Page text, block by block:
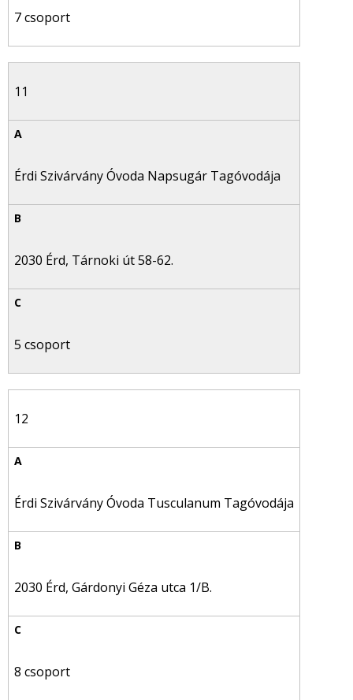
7 csoport
11
Érdi Szivárvány Óvoda Napsugár Tagóvodája
2030 Érd, Tárnoki út 58-62.
5 csoport
12
Érdi Szivárvány Óvoda Tusculanum Tagóvodája
2030 Érd, Gárdonyi Géza utca 1/B.
8 csoport